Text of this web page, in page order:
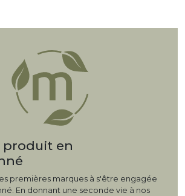
produit en
premières marques à s'être engagée
En donnant une seconde vie à nos